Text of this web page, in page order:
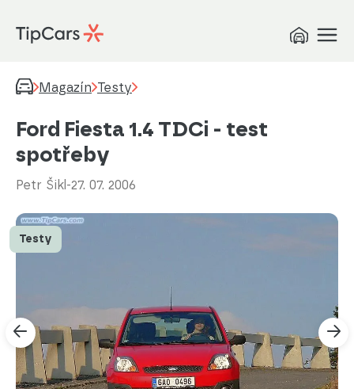
Magazín Testy
Ford Fiesta 1.4 TDCi - test
spotřeby
Petr Šikl -27. 07. 2006
Testy